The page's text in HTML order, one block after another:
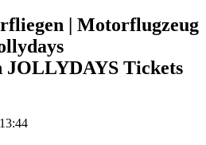
| Motorflugzeug
JOLLYDAYS Tickets